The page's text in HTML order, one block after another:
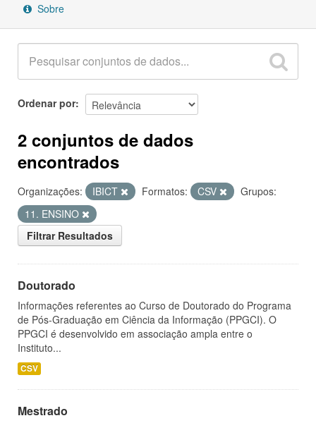
Sobre
Ordenar por
2 conjuntos de dados
encontrados
Organizações: IBICT Formatos: CSV
Grupos:
11. ENSINO
Filtrar Resultados
Doutorado
Informações referentes ao Curso de Doutorado do Programa
de Pós-Graduação em Ciência da Informação (PPGCI). O
PPGCI é desenvolvido em associação ampla entre o
Instituto...
CSV
Mestrado